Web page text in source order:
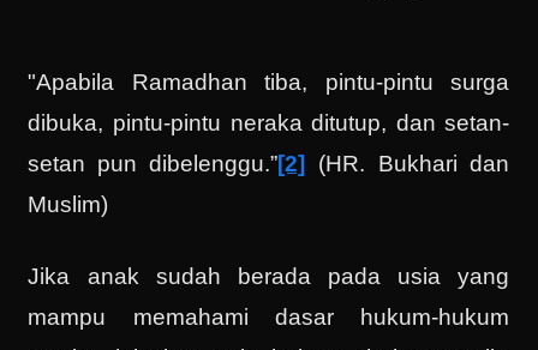
"Apabila Ramadhan tiba, pintu-pintu surga
dibuka, pintu-pintu neraka ditutup, dan setan-
setan pun dibelenggu.”[2] (HR. Bukhari dan
Muslim)
Jika anak sudah berada pada usia yang
mampu memahami dasar hukum-hukum